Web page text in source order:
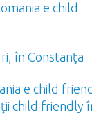
e child
în Constanţa
e child
child friendly